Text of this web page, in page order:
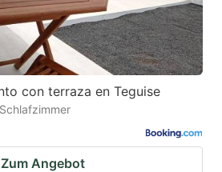
con terraza en Teguise
Zum Angebot